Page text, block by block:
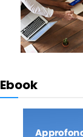
Ebook